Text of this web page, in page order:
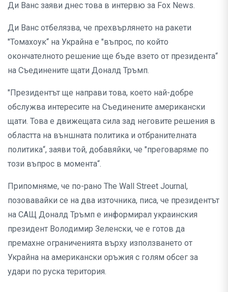
Ди Ванс заяви днес това в интервю за Fox News.
Ди Ванс отбелязва, че прехвърлянето на ракети
"Томахоук“ на Украйна е "въпрос, по който
окончателното решение ще бъде взето от президента“
на Съединените щати Доналд Тръмп.
"Президентът ще направи това, което най-добре
обслужва интересите на Съединените американски
щати. Това е движещата сила зад неговите решения в
областта на външната политика и отбранителната
политика“, заяви той, добавяйки, че "преговаряме по
този въпрос в момента“.
Припомняме, че по-рано The Wall Street Journal,
позовавайки се на два източника, писа, че президентът
на САЩ Доналд Тръмп е информирал украинския
президент Володимир Зеленски, че е готов да
премахне ограниченията върху използването от
Украйна на американски оръжия с голям обсег за
удари по руска територия.